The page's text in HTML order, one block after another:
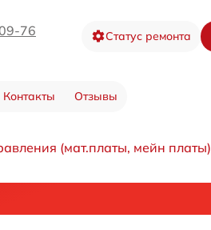
76 Статус ремонта
Контакты Отзывы
(мат.платы, мейн платы)